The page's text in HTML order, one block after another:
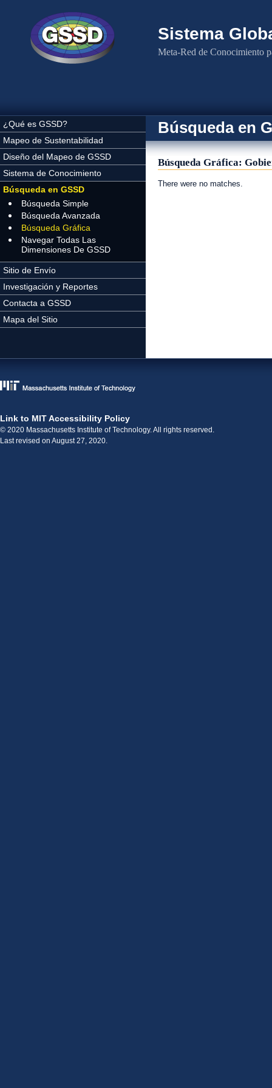
Sistema
Meta-Red de Conocimiento
¿Qué es GSSD?
Mapeo de Sustentabilidad
Diseño del Mapeo de GSSD
Sistema de Conocimiento
Búsqueda en GSSD
Búsqueda Simple
Búsqueda Avanzada
Búsqueda Gráfica
Navegar Todas Las
Dimensiones De GSSD
Sitio de Envío
Investigación y Reportes
Contacta a GSSD
Mapa del Sitio
Búsqueda en
Búsqueda Gráfica:
There were no matches.
Link to MIT Accessibility Policy
© 2020 Massachusetts Institute of Technology. All rights reserved.
Last revised on August 27, 2020.